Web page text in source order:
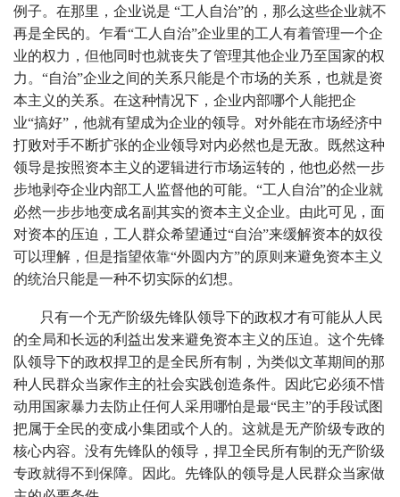
例子。在那里，企业说是 “工人自治”的，那么这些企业就不
再是全民的。乍看“工人自治”企业里的工人有着管理一个企
业的权力，但他同时也就丧失了管理其他企业乃至国家的权
力。“自治”企业之间的关系只能是个市场的关系，也就是资
本主义的关系。在这种情况下，企业内部哪个人能把企
业“搞好”，他就有望成为企业的领导。对外能在市场经济中
打败对手不断扩张的企业领导对内必然也是无敌。既然这种
领导是按照资本主义的逻辑进行市场运转的，他也必然一步
步地剥夺企业内部工人监督他的可能。“工人自治”的企业就
必然一步步地变成名副其实的资本主义企业。由此可见，面
对资本的压迫，工人群众希望通过“自治”来缓解资本的奴役
可以理解，但是指望依靠“外圆内方”的原则来避免资本主义
的统治只能是一种不切实际的幻想。
只有一个无产阶级先锋队领导下的政权才有可能从人民
的全局和长远的利益出发来避免资本主义的压迫。这个先锋
队领导下的政权捍卫的是全民所有制，为类似文革期间的那
种人民群众当家作主的社会实践创造条件。因此它必须不惜
动用国家暴力去防止任何人采用哪怕是最“民主”的手段试图
把属于全民的变成小集团或个人的。这就是无产阶级专政的
核心内容。没有先锋队的领导，捍卫全民所有制的无产阶级
专政就得不到保障。因此。先锋队的领导是人民群众当家做